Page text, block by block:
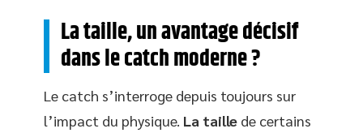
La taille, un avantage décisif
dans le catch moderne ?
Le catch s’interroge depuis toujours sur
l’impact du physique. La taille de certains